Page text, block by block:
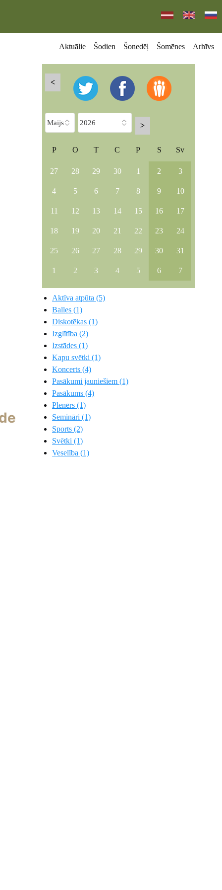
Aktuālie Šodien Šonedēļ Šomēnes Arhīvs
<
>
P O T C P S Sv
27 28 29 30 1 2 3
4 5 6 7 8 9 10
11 12 13 14 15 16 17
18 19 20 21 22 23 24
25 26 27 28 29 30 31
1 2 3 4 5 6 7
Aktīva atpūta (5)
Balles (1)
Diskotēkas (1)
Izglītība (2)
Izstādes (1)
Kapu svētki (1)
Koncerts (4)
Pasākumi jauniešiem (1)
Pasākums (4)
Plenērs (1)
Semināri (1)
Sports (2)
Svētki (1)
Veselība (1)